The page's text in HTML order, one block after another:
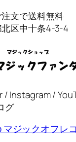
文で送料無料
区中十条4-3-4
/ Instagram /
グ
ジックオフレコ